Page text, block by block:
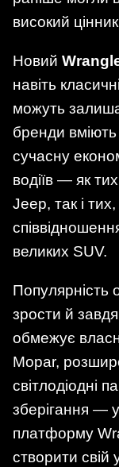
високий
Новий
навіть
можуть
бренди вміють
сучасну
водіїв — як
Jeep, так і
великих SUV.
Популярність
зрости й
обмежує
Mopar,
світлодіодні
зберігання —
платформу
створити свій